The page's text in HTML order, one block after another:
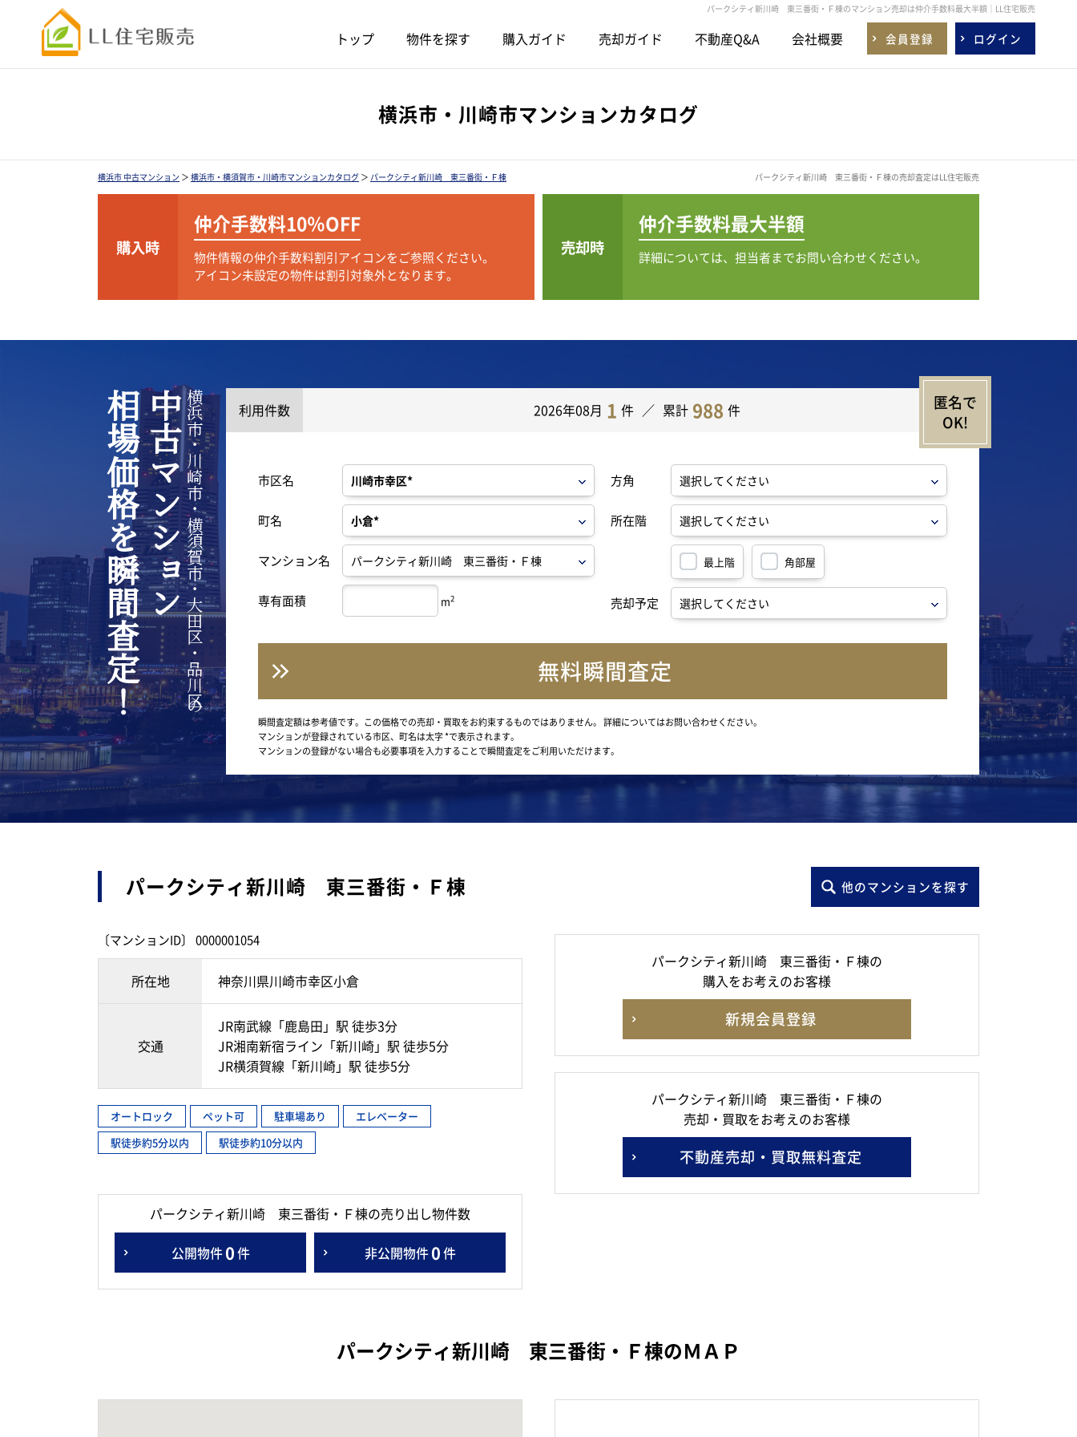
パークシティ新川崎 東三番街・Ｆ棟のマンション売却は仲介手数料最大半額｜LL住宅販売
トップ 物件を探す 購入ガイド 売却ガイド 不動産Q&A 会社概要 会員登録 ログイン
横浜市・川崎市マンションカタログ
横浜市 中古マンション ＞ 横浜市・横須賀市・川崎市マンションカタログ ＞ パークシティ新川崎 東三番街・Ｆ棟 パークシティ新川崎 東三番街・Ｆ棟の売却査定はLL住宅販売
購入時
仲介手数料10％OFF
物件情報の仲介手数料割引アイコンをご参照ください。
アイコン未設定の物件は割引対象外となります。
売却時
仲介手数料最大半額
詳細については、担当者までお問い合わせください。
横浜市・川崎市・横須賀市・大田区・品川区の
中古マンション
相場価格を瞬間査定！ 利用件数 2026年08月 1 件 累計 988 件
市区名
町名
マンション名
専有面積 m2
方角
所在階
最上階 角部屋
売却予定
無料瞬間査定
瞬間査定額は参考値です。この価格での売却・買取をお約束するものではありません。 詳細についてはお問い合わせください。
マンションが登録されている市区、町名は太字 *で表示されます。
マンションの登録がない場合も必要事項を入力することで瞬間査定をご利用いただけます。
パークシティ新川崎 東三番街・Ｆ棟 他のマンションを探す
〔マンションID〕 0000001054
所在地 神奈川県川崎市幸区小倉
交通
JR南武線「鹿島田」駅 徒歩3分
JR湘南新宿ライン「新川崎」駅 徒歩5分
JR横須賀線「新川崎」駅 徒歩5分
オートロック ペット可 駐車場あり
エレベーター
駅徒歩約5分以内
駅徒歩約10分以内
パークシティ新川崎 東三番街・Ｆ棟の売り出し物件数
公開物件0件 非公開物件0件
パークシティ新川崎 東三番街・Ｆ棟の
購入をお考えのお客様
新規会員登録
パークシティ新川崎 東三番街・Ｆ棟の
売却・買取をお考えのお客様
不動産売却・買取無料査定
パークシティ新川崎 東三番街・Ｆ棟のＭＡＰ